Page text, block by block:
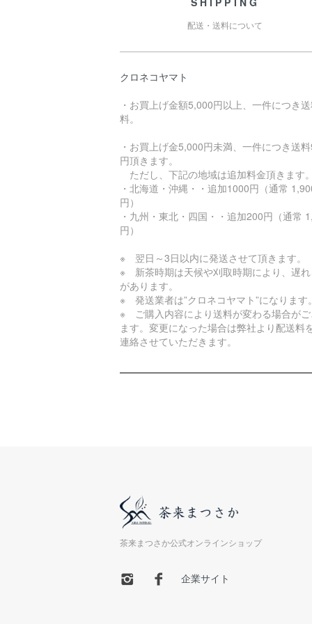
配送・送料について
クロネコヤマト
・お買上げ金額5,000円以上、一件につき
料。
・お買上げ金5,000円未満、一件につき送
円頂きます。
ただし、下記の地域は追加料金頂きます。
・北海道・沖縄・・追加1000円（通常
円）
・九州・東北・四国・・追加200円（通常
円）
※ 翌日～3日以内に発送させて頂きます。
※ 新茶時期は天候や刈取時期により、遅
があります。
※ 発送業者は”クロネコヤマト”になります。
※ ご購入内容により送料が変わる場合がご
ます。変更になった場合は弊社より配送料
連絡させていただきます。
茶来まつさか公式オンラインショップ
企業サイト